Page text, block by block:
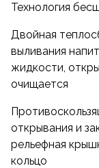
бесшовной
сохраняет
тем самым
Долгий срок
термоса
ударопрочные,
и колба
нержавеющей
механическим
Технология
Двойная
выливания
жидкости,
очищается
открывания и
рельефная
кольцо